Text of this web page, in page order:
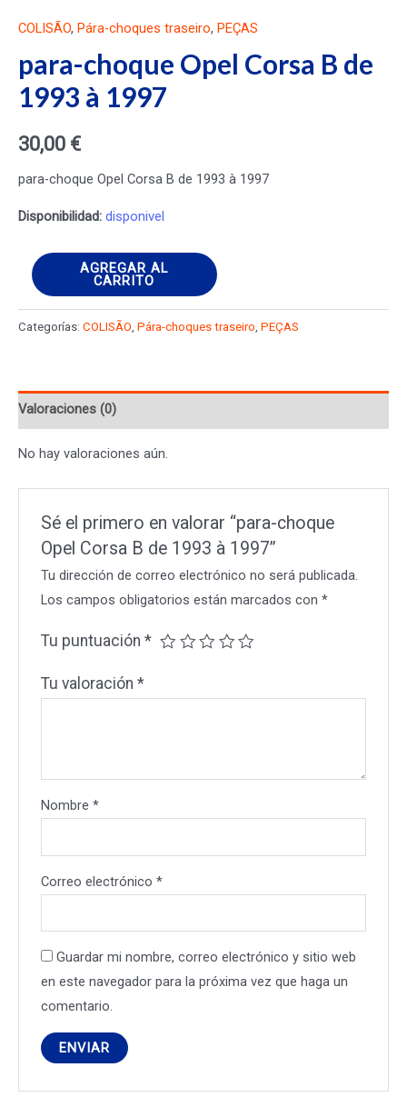
COLISÃO, Pára-choques traseiro, PEÇAS
para-choque Opel Corsa B de
1993 à 1997
30,00 €
para-choque Opel Corsa B de 1993 à 1997
Disponibilidad: disponivel
para-
choque
Opel
Corsa
1993
1997
cantidad
AGREGAR AL
CARRITO
Categorías: COLISÃO Pára-choques traseiro PEÇAS
Valoraciones (0)
No hay valoraciones aún.
Sé el primero en valorar “para-choque
Opel Corsa B de 1993 à 1997”
Tu dirección de correo electrónico no será publicada.
Los campos obligatorios están marcados con*
Tu puntuación*
Tu valoración*
Nombre*
Correo electrónico*
Guardar mi nombre, correo electrónico y sitio web
en este navegador para la próxima vez que haga un
comentario.